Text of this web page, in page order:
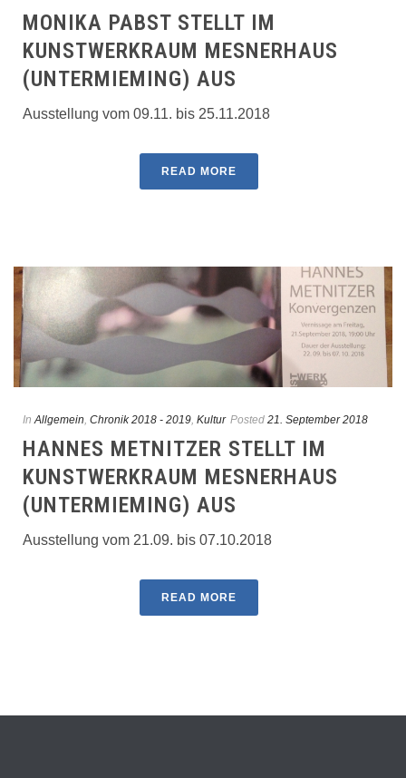
MONIKA PABST STELLT IM
KUNSTWERKRAUM MESNERHAUS
(UNTERMIEMING) AUS
Ausstellung vom 09.11. bis 25.11.2018
READ MORE
In Allgemein Chronik 2018 - 2019 Kultur Posted 21. September 2018
HANNES METNITZER STELLT IM
KUNSTWERKRAUM MESNERHAUS
(UNTERMIEMING) AUS
Ausstellung vom 21.09. bis 07.10.2018
READ MORE